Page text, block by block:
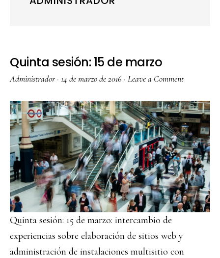
Quinta sesión: 15 de marzo
Administrador · 14 de marzo de 2016 · Leave a Comment
Quinta sesión: 15 de marzo: intercambio de
experiencias sobre elaboración de sitios web y
administración de instalaciones multisitio con